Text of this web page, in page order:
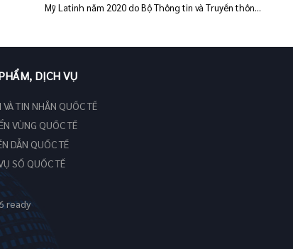
Mỹ Latinh năm 2020 do Bộ Thông tin và Truyền thôn...
DỊCH VỤ
VÀ TIN NHẮN QUỐC TẾ
VÙNG QUỐC TẾ
DẪN QUỐC TẾ
SỐ QUỐC TẾ